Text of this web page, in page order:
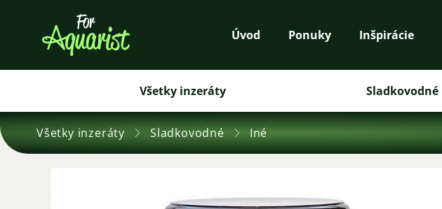
Úvod Ponuky Inšpirácie
Všetky inzeráty Sladkovodné
Všetky inzeráty Sladkovodné Iné